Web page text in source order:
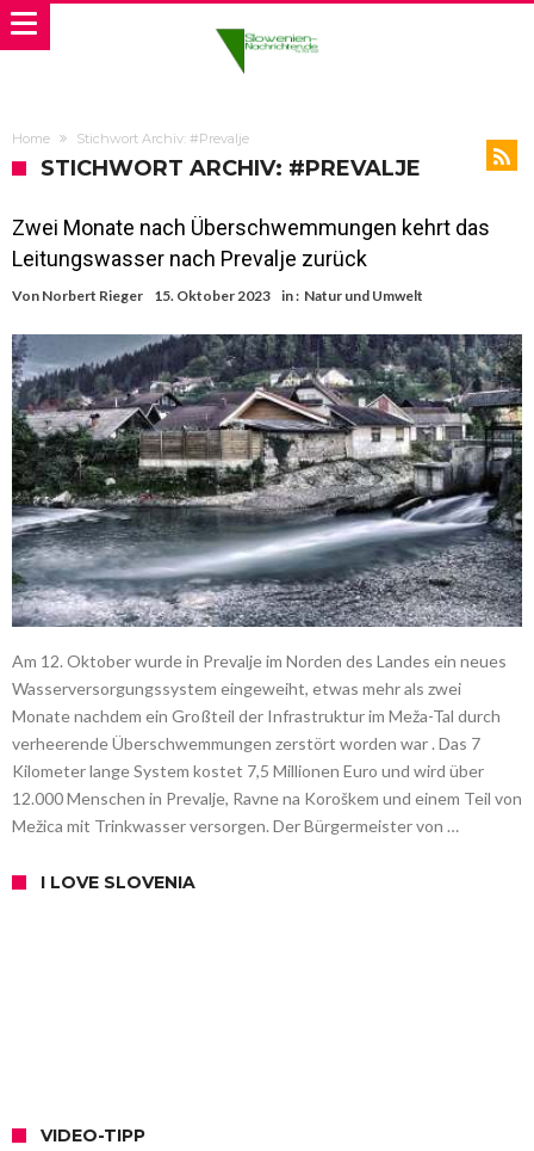
Home Stichwort Archiv: #Prevalje
STICHWORT ARCHIV: #PREVALJE
Zwei Monate nach Überschwemmungen kehrt das
Leitungswasser nach Prevalje zurück
Von Norbert Rieger 15. Oktober 2023 in : Natur und Umwelt
Am 12. Oktober wurde in Prevalje im Norden des Landes ein neues
Wasserversorgungssystem eingeweiht, etwas mehr als zwei
Monate nachdem ein Großteil der Infrastruktur im Meža-Tal durch
verheerende Überschwemmungen zerstört worden war . Das 7
Kilometer lange System kostet 7,5 Millionen Euro und wird über
12.000 Menschen in Prevalje, Ravne na Koroškem und einem Teil von
Mežica mit Trinkwasser versorgen. Der Bürgermeister von …
I LOVE SLOVENIA
VIDEO-TIPP